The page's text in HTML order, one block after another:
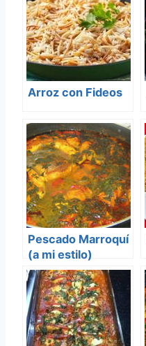
Arroz con Fideos
Pescado Marroquí
(a mi estilo)